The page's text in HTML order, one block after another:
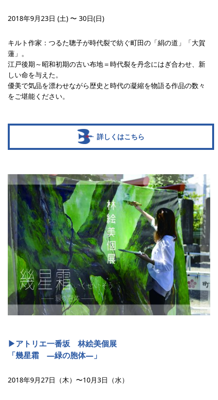
2018年9月23日 (土) 〜 30日(日)
キルト作家：つるた聰子が時代裂で紡ぐ町田の「絹の道」「大賀
蓮」。
江戸後期～昭和初期の古い布地＝時代裂を丹念にはぎ合わせ、新
しい命を与えた。
優美で気品を漂わせながら歴史と時代の凝縮を物語る作品の数々
をご堪能ください。
詳しくはこちら
▶︎アトリエ一番坂 林絵美個展
「幾星霜 —緑の胞体—」
2018年9月27日（木）〜10月3日（水）